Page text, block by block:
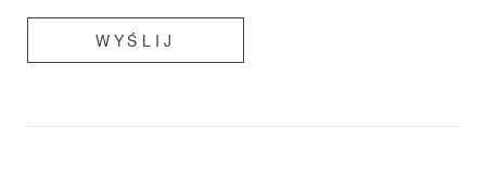
WYŚLIJ